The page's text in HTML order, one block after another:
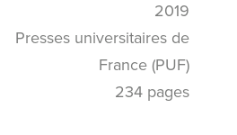
2019
Presses universitaires de
France (PUF)
234 pages